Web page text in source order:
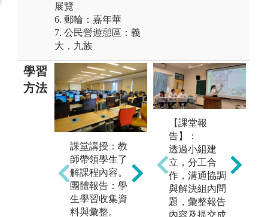
展覽
6. 郵輪：嘉年華
7. 公民營遊憩區：義
大，九族
學習
方法
課堂講授：教
師帶領學生了
解課程內容。
團體報告：學
生學習收集資
料與彙整。
個案學習：在
教師主持與引
導下的互動式
個案教學，並
經由師生互動
來培養思考的
【課堂報
告】：
透過小組建
立，分工合
作，溝通協調
與解決組內問
題，彙整報告
內容及提交成